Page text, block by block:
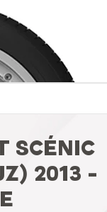
SCÉNIC
2013 -